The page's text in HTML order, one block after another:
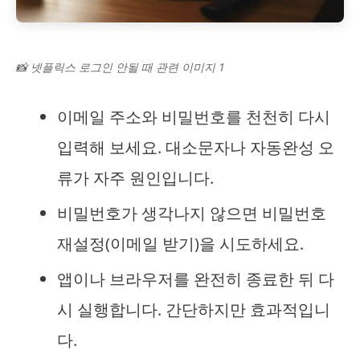
📸 넷플릭스 로그인 안될 때 관련 이미지 1
이메일 주소와 비밀번호를 천천히 다시
입력해 보세요. 대소문자나 자동완성 오
류가 자주 원인입니다.
비밀번호가 생각나지 않으면 비밀번호
재설정(이메일 받기)을 시도하세요.
앱이나 브라우저를 완전히 종료한 뒤 다
시 실행합니다. 간단하지만 효과적입니
다.